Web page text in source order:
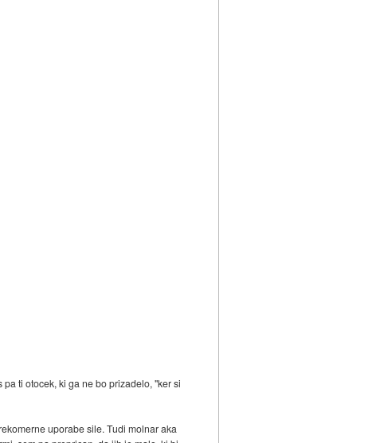
ti otocek, ki ga ne bo prizadelo, "ker si
uporabe sile. Tudi molnar aka